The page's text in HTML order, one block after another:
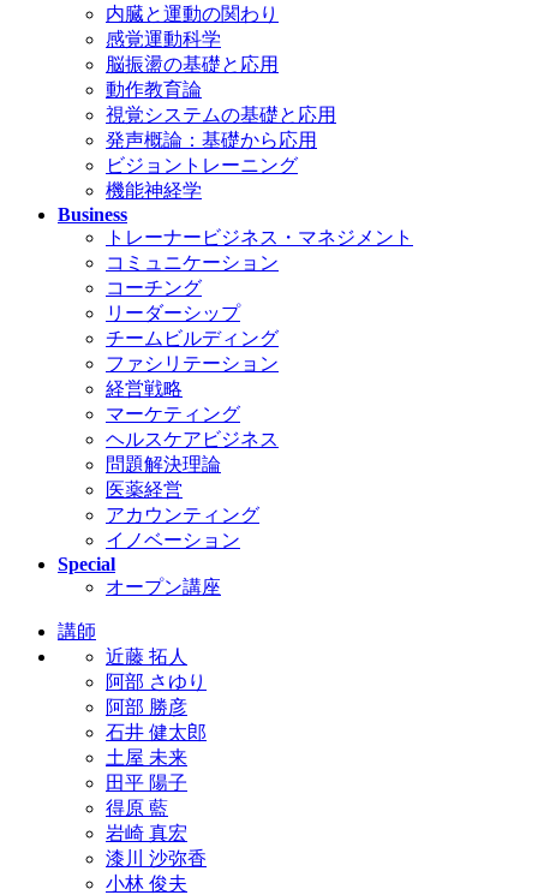
内臓と運動の関わり
感覚運動科学
脳振盪の基礎と応用
動作教育論
視覚システムの基礎と応用
発声概論：基礎から応用
ビジョントレーニング
機能神経学
Business
トレーナービジネス・マネジメント
コミュニケーション
コーチング
リーダーシップ
チームビルディング
ファシリテーション
経営戦略
マーケティング
ヘルスケアビジネス
問題解決理論
医薬経営
アカウンティング
イノベーション
Special
オープン講座
講師
近藤 拓人
阿部 さゆり
阿部 勝彦
石井 健太郎
土屋 未来
田平 陽子
得原 藍
岩崎 真宏
漆川 沙弥香
小林 俊夫